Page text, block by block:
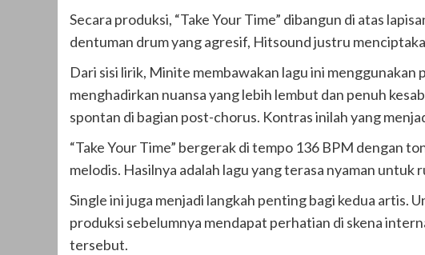
Secara produksi, “Take Your Time” dibangun di atas
dentuman drum yang agresif, Hitsound justru
Dari sisi lirik, Minite membawakan lagu ini
menghadirkan nuansa yang lebih lembut dan penuh
spontan di bagian post-chorus. Kontras inilah yang
“Take Your Time” bergerak di tempo 136 BPM dengan
melodis. Hasilnya adalah lagu yang terasa nyaman
Single ini juga menjadi langkah penting bagi kedua artis.
produksi sebelumnya mendapat perhatian di skena
tersebut.